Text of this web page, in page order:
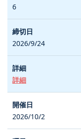
6
2026/9/24
詳細
2026/10/2